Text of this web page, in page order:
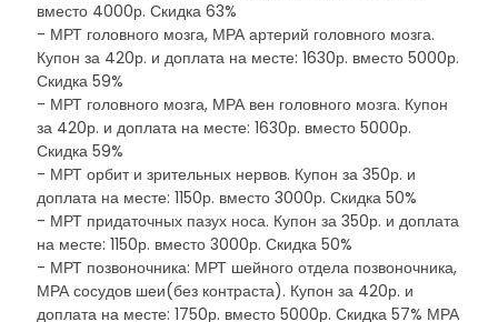
вместо 4000р. Скидка 63%
- МРТ головного мозга, МРА артерий головного мозга.
Купон за 420р. и доплата на месте: 1630р. вместо 5000р.
Скидка 59%
- МРТ головного мозга, МРА вен головного мозга. Купон
за 420р. и доплата на месте: 1630р. вместо 5000р.
Скидка 59%
- МРТ орбит и зрительных нервов. Купон за 350р. и
доплата на месте: 1150р. вместо 3000р. Скидка 50%
- МРТ придаточных пазух носа. Купон за 350р. и доплата
на месте: 1150р. вместо 3000р. Скидка 50%
- МРТ позвоночника: МРТ шейного отдела позвоночника,
МРА сосудов шеи(без контраста). Купон за 420р. и
доплата на месте: 1750р. вместо 5000р. Скидка 57% МРА